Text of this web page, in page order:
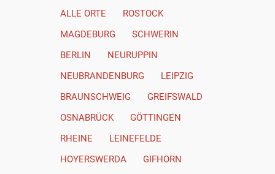
ALLE ORTE
ROSTOCK
MAGDEBURG
SCHWERIN
BERLIN
NEURUPPIN
NEUBRANDENBURG
LEIPZIG
BRAUNSCHWEIG
GREIFSWALD
OSNABRÜCK
GÖTTINGEN
RHEINE
LEINEFELDE
HOYERSWERDA
GIFHORN